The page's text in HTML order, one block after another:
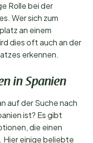
Rolle bei der
Wer sich zum
an einem
dies oft auch an der
erkennen.
in Spanien
auf der Suche nach
ist? Es gibt
die einen
Hier einige beliebte